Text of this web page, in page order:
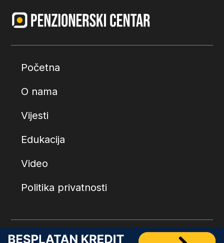
Početna
O nama
Vijesti
Edukacija
Video
Politika privatnosti